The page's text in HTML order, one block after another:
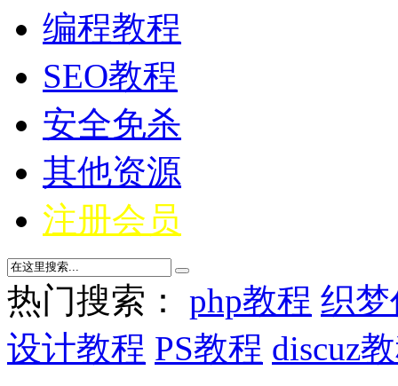
编程教程
SEO教程
安全免杀
其他资源
注册会员
热门搜索： php教程 织
设计教程 PS教程 discuz